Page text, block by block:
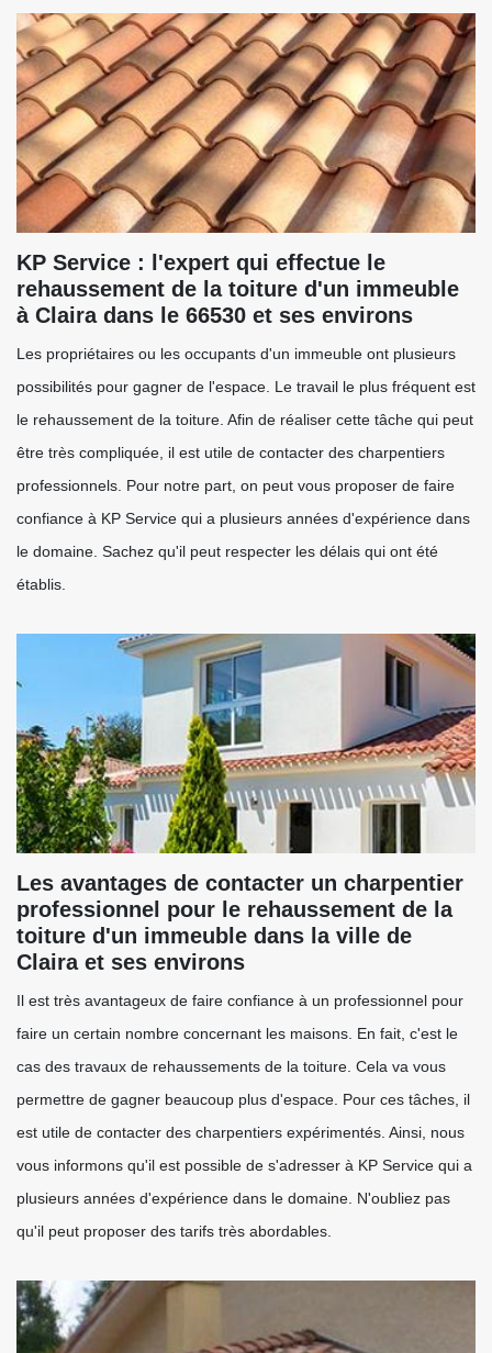
KP Service : l'expert qui effectue le
rehaussement de la toiture d'un immeuble
à Claira dans le 66530 et ses environs
Les propriétaires ou les occupants d'un immeuble ont plusieurs
possibilités pour gagner de l'espace. Le travail le plus fréquent est
le rehaussement de la toiture. Afin de réaliser cette tâche qui peut
être très compliquée, il est utile de contacter des charpentiers
professionnels. Pour notre part, on peut vous proposer de faire
confiance à KP Service qui a plusieurs années d'expérience dans
le domaine. Sachez qu'il peut respecter les délais qui ont été
établis.
Les avantages de contacter un charpentier
professionnel pour le rehaussement de la
toiture d'un immeuble dans la ville de
Claira et ses environs
Il est très avantageux de faire confiance à un professionnel pour
faire un certain nombre concernant les maisons. En fait, c'est le
cas des travaux de rehaussements de la toiture. Cela va vous
permettre de gagner beaucoup plus d'espace. Pour ces tâches, il
est utile de contacter des charpentiers expérimentés. Ainsi, nous
vous informons qu'il est possible de s'adresser à KP Service qui a
plusieurs années d'expérience dans le domaine. N'oubliez pas
qu'il peut proposer des tarifs très abordables.